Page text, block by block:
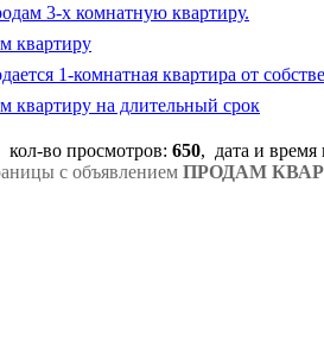
3-х комнатную квартиру.
квартиру
1-комнатная квартира от
квартиру на длительный срок
кол-во просмотров: 650, дата и время
с объявлением ПРОДАМ